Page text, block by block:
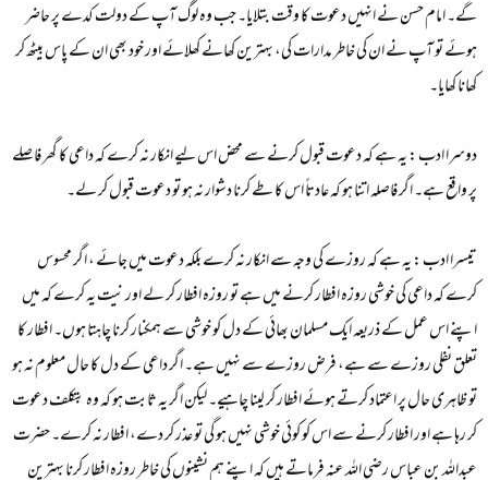
گے۔ امام حسن نے انہیں دعوت کا وقت بتلایا۔ جب وہ لوگ آپ کے دولت کدے پر حاضر
ہوئے تو آپ نے ان کی خاطر مدارات کی، بہترین کھانے کھلائے اور خود بھی ان کے پاس بیٹھ کر
کھانا کھایا۔
دوسرا ادب :یہ ہے کہ دعوت قبول کرنے سے محض اس لیے انکار نہ کرے کہ داعی کا گھر فاصلے
پر واقع ہے۔ اگر فاصلہ اتنا ہو کہ عادتاً اس کا طے کرنا دشوار نہ ہو تو دعوت قبول کر لے۔
تیسرا ادب :یہ ہے کہ روزے کی وجہ سے انکار نہ کرے بلکہ دعوت میں جائے ، اگر محسوس
کرے کہ داعی کی خوشی روزہ افطار کرنے میں ہے تو روزہ افطار کر لے اور نیت یہ کرے کہ میں
اپنے اس عمل کے ذریعہ ایک مسلمان بھائی کے دل کو خوشی سے ہمکنار کرنا چاہتا ہوں۔ افطار کا
تعلق نفلی روزے سے ہے، فرض روزے سے نہیں ہے۔ اگر داعی کے دل کا حال معلوم نہ ہو
تو ظاہری حال پر اعتماد کرتے ہوئے افطار کر لینا چاہیے۔ لیکن اگر یہ ثابت ہو کہ وہ بتکلف دعوت
کر رہا ہے اور افطار کرنے سے اس کو کوئی خوشی نہیں ہو گی تو عذر کر دے، افطار نہ کرے۔ حضرت
عبداللہ بن عباس رضی اللہ عنہ فرماتے ہیں کہ اپنے ہم نشینوں کی خاطر روزہ افطار کرنا بہترین